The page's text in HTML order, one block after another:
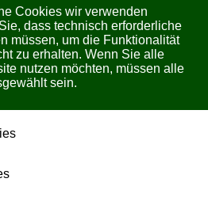
Cookies wir verwenden
dass technisch erforderliche
müssen, um die Funktionalität
zu erhalten. Wenn Sie alle
nutzen möchten, müssen alle
sein.
einwandfreien Betrieb unserer
DVI/ USB2.0 Extender